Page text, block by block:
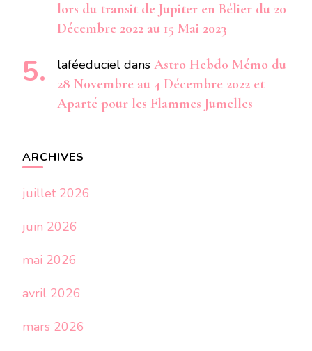
lors du transit de Jupiter en Bélier du 20
Décembre 2022 au 15 Mai 2023
laféeduciel dans Astro Hebdo Mémo du
28 Novembre au 4 Décembre 2022 et
Aparté pour les Flammes Jumelles
ARCHIVES
juillet 2026
juin 2026
mai 2026
avril 2026
mars 2026